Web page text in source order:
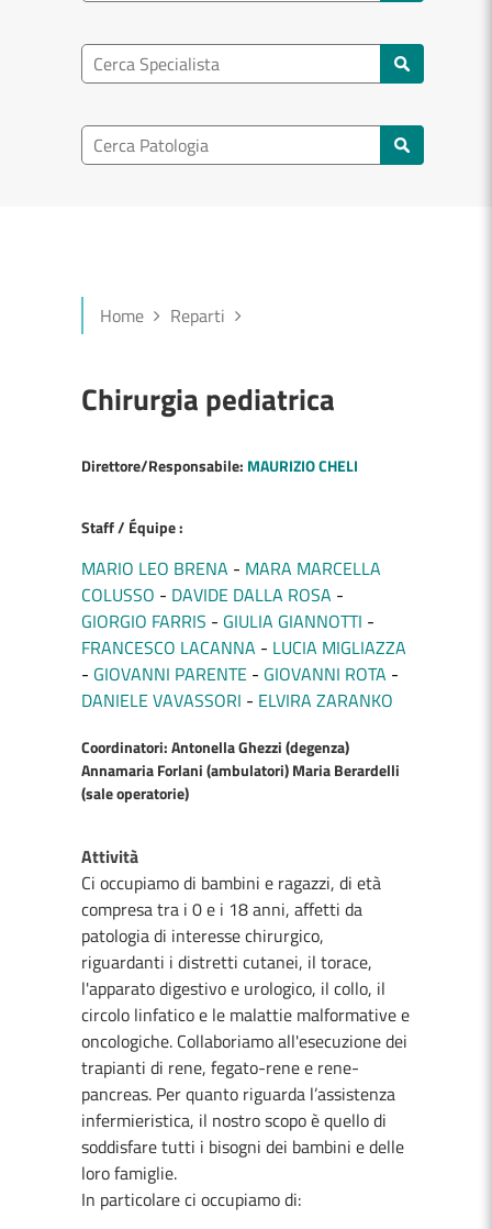
Ricerca specialisti
Ricerca nel patologia
Home Reparti
Chirurgia pediatrica
Direttore/Responsabile: MAURIZIO CHELI
Staff / Équipe :
MARIO LEO BRENA
MARA MARCELLA
COLUSSO
DAVIDE DALLA ROSA
GIORGIO FARRIS
GIULIA GIANNOTTI
FRANCESCO LACANNA
LUCIA MIGLIAZZA
GIOVANNI PARENTE
GIOVANNI ROTA
DANIELE VAVASSORI
ELVIRA ZARANKO
Coordinatori: Antonella Ghezzi (degenza)
Annamaria Forlani (ambulatori) Maria Berardelli
(sale operatorie)
Attività
Ci occupiamo di bambini e ragazzi, di età
compresa tra i 0 e i 18 anni, affetti da
patologia di interesse chirurgico,
riguardanti i distretti cutanei, il torace,
l'apparato digestivo e urologico, il collo, il
circolo linfatico e le malattie malformative e
oncologiche. Collaboriamo all'esecuzione dei
trapianti di rene, fegato-rene e rene-
pancreas. Per quanto riguarda l’assistenza
infermieristica, il nostro scopo è quello di
soddisfare tutti i bisogni dei bambini e delle
loro famiglie.
In particolare ci occupiamo di: